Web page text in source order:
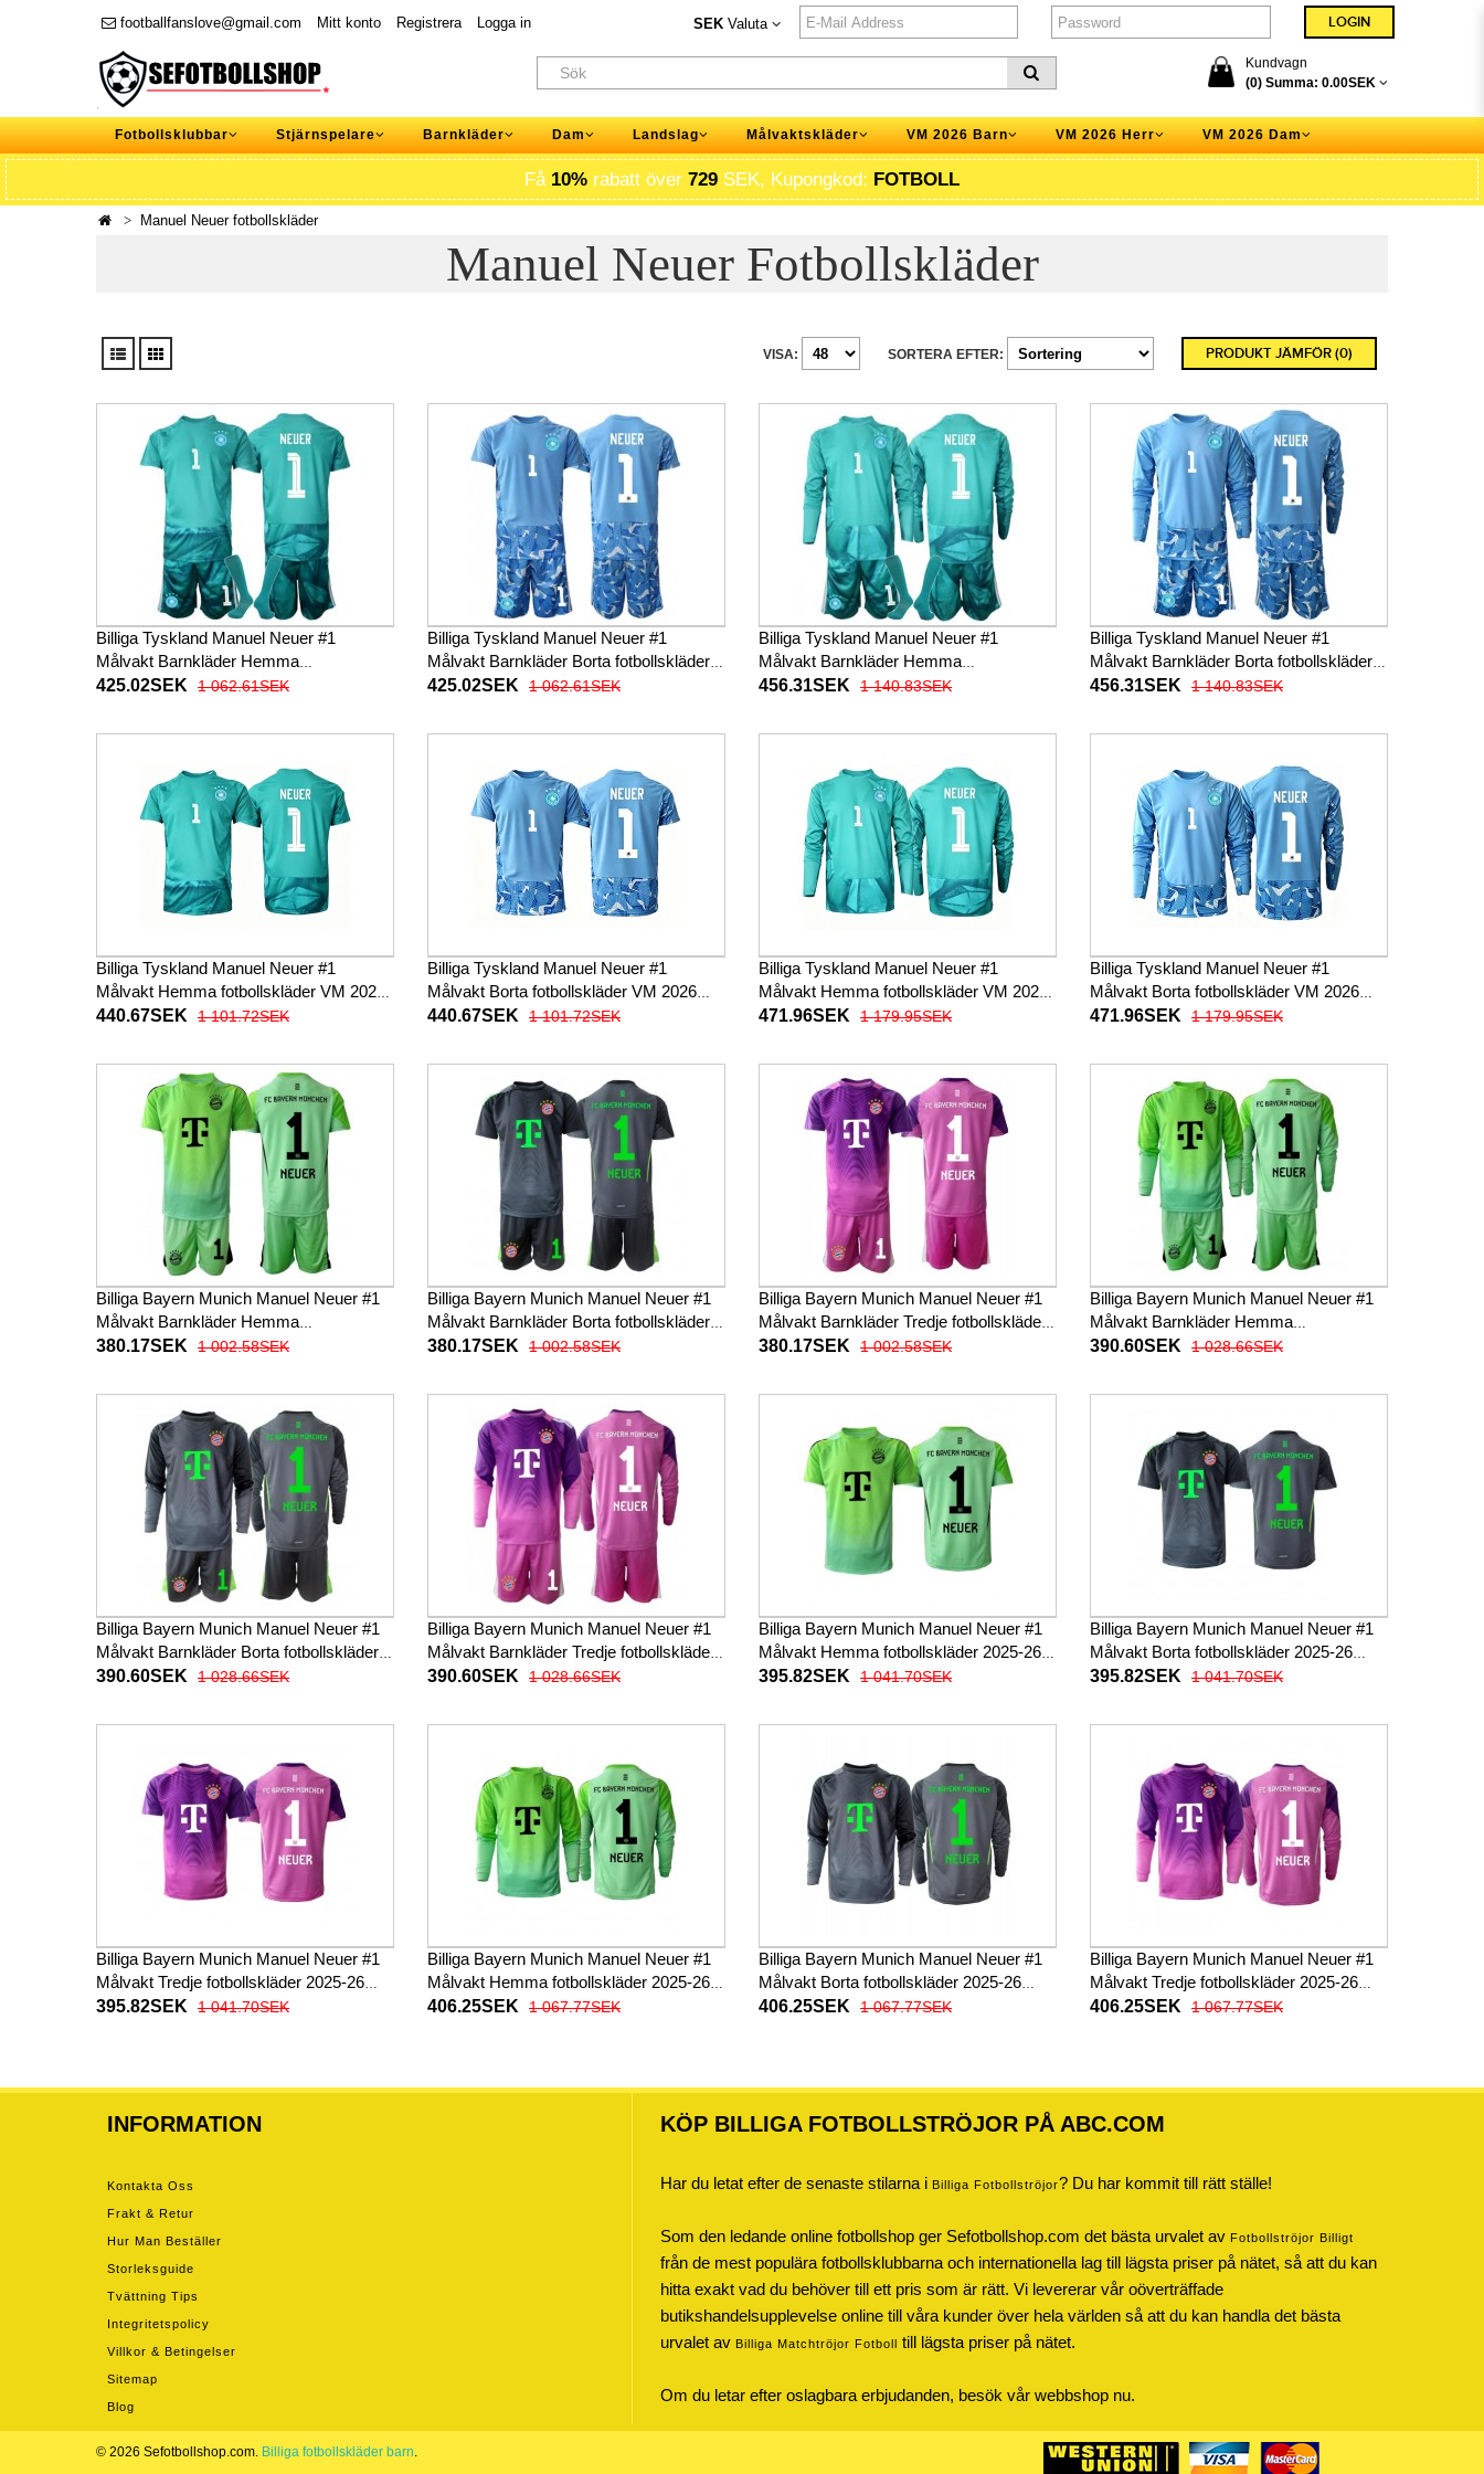
footballfanslove@gmail.com Mitt konto Registrera Logga in SEK Valuta
Kundvagn
(0) Summa: 0.00SEK
Fotbollsklubbar Stjärnspelare Barnkläder Dam Landslag Målvaktskläder VM 2026 Barn VM 2026 Herr VM 2026 Dam
Få 10% rabatt över 729 SEK, Kupongkod: FOTBOLL
Manuel Neuer fotbollskläder
Manuel Neuer Fotbollskläder
PRODUKT JÄMFÖR (0)
SORTERA EFTER:
VISA:
Billiga Tyskland Manuel Neuer #1
Målvakt Barnkläder Hemma
fotbollskläder till baby VM 2026
425.02SEK 1 062.61SEK
Billiga Tyskland Manuel Neuer #1
Målvakt Barnkläder Borta fotbollskläder
till baby VM 2026 Kortärmad (+ Korta
425.02SEK 1 062.61SEK
Billiga Tyskland Manuel Neuer #1
Målvakt Barnkläder Hemma
fotbollskläder till baby VM 2026
456.31SEK 1 140.83SEK
Billiga Tyskland Manuel Neuer #1
Målvakt Barnkläder Borta fotbollskläder
till baby VM 2026 Långärmad (+ Korta
456.31SEK 1 140.83SEK
Billiga Tyskland Manuel Neuer #1
Målvakt Hemma fotbollskläder VM 2026
Kortärmad
440.67SEK 1 101.72SEK
Billiga Tyskland Manuel Neuer #1
Målvakt Borta fotbollskläder VM 2026
Kortärmad
440.67SEK 1 101.72SEK
Billiga Tyskland Manuel Neuer #1
Målvakt Hemma fotbollskläder VM 2026
Långärmad
471.96SEK 1 179.95SEK
Billiga Tyskland Manuel Neuer #1
Målvakt Borta fotbollskläder VM 2026
Långärmad
471.96SEK 1 179.95SEK
Billiga Bayern Munich Manuel Neuer #1
Målvakt Barnkläder Hemma
fotbollskläder till baby 2025-26 Kortärmad
380.17SEK 1 002.58SEK
Billiga Bayern Munich Manuel Neuer #1
Målvakt Barnkläder Borta fotbollskläder
till baby 2025-26 Kortärmad (+ Korta
380.17SEK 1 002.58SEK
Billiga Bayern Munich Manuel Neuer #1
Målvakt Barnkläder Tredje fotbollskläder
till baby 2025-26 Kortärmad (+ Korta
380.17SEK 1 002.58SEK
Billiga Bayern Munich Manuel Neuer #1
Målvakt Barnkläder Hemma
fotbollskläder till baby 2025-26
390.60SEK 1 028.66SEK
Billiga Bayern Munich Manuel Neuer #1
Målvakt Barnkläder Borta fotbollskläder
till baby 2025-26 Långärmad (+ Korta
390.60SEK 1 028.66SEK
Billiga Bayern Munich Manuel Neuer #1
Målvakt Barnkläder Tredje fotbollskläder
till baby 2025-26 Långärmad (+ Korta
390.60SEK 1 028.66SEK
Billiga Bayern Munich Manuel Neuer #1
Målvakt Hemma fotbollskläder 2025-26
Kortärmad
395.82SEK 1 041.70SEK
Billiga Bayern Munich Manuel Neuer #1
Målvakt Borta fotbollskläder 2025-26
Kortärmad
395.82SEK 1 041.70SEK
Billiga Bayern Munich Manuel Neuer #1
Målvakt Tredje fotbollskläder 2025-26
Kortärmad
395.82SEK 1 041.70SEK
Billiga Bayern Munich Manuel Neuer #1
Målvakt Hemma fotbollskläder 2025-26
Långärmad
406.25SEK 1 067.77SEK
Billiga Bayern Munich Manuel Neuer #1
Målvakt Borta fotbollskläder 2025-26
Långärmad
406.25SEK 1 067.77SEK
Billiga Bayern Munich Manuel Neuer #1
Målvakt Tredje fotbollskläder 2025-26
Långärmad
406.25SEK 1 067.77SEK
INFORMATION
Kontakta Oss
Frakt & Retur
Hur Man Beställer
Storleksguide
Tvättning Tips
Integritetspolicy
Villkor & Betingelser
Sitemap
Blog
KÖP BILLIGA FOTBOLLSTRÖJOR PÅ ABC.COM
Har du letat efter de senaste stilarna i Billiga Fotbollströjor? Du har kommit till rätt ställe!
Som den ledande online fotbollshop ger Sefotbollshop.com det bästa urvalet av Fotbollströjor Billigt
från de mest populära fotbollsklubbarna och internationella lag till lägsta priser på nätet, så att du kan
hitta exakt vad du behöver till ett pris som är rätt. Vi levererar vår oöverträffade
butikshandelsupplevelse online till våra kunder över hela världen så att du kan handla det bästa
urvalet av Billiga Matchtröjor Fotboll till lägsta priser på nätet.
Om du letar efter oslagbara erbjudanden, besök vår webbshop nu.
© 2026 Sefotbollshop.com. Billiga fotbollskläder barn.